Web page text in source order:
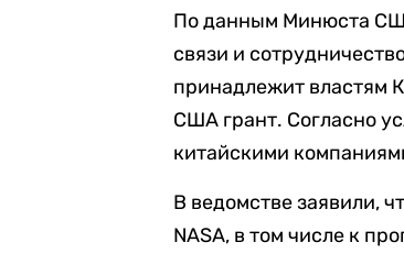
По данным Минюста
связи и
принадлежит властям
США грант. Согласно
китайскими
В ведомстве заявили,
NASA, в том числе к